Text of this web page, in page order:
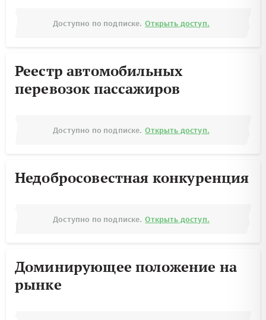
Доступно по подписке. Открыть доступ.
Реестр автомобильных
перевозок пассажиров
Доступно по подписке. Открыть доступ.
Недобросовестная конкуренция
Доступно по подписке. Открыть доступ.
Доминирующее положение на
рынке